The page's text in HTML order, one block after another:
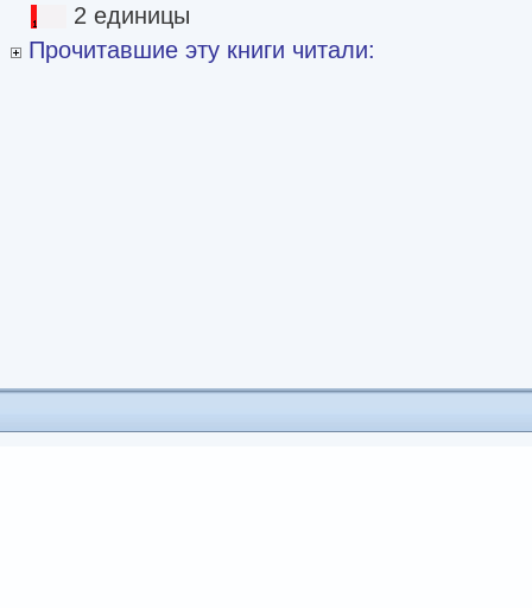
2 единицы
Прочитавшие эту книги читали: